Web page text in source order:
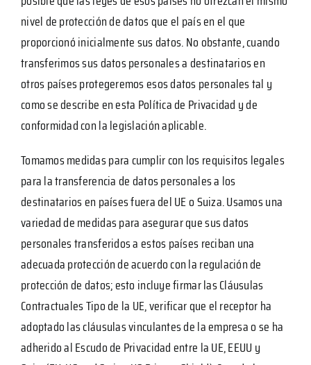
nivel de protección de datos que el país en el que
proporcionó inicialmente sus datos. No obstante, cuando
transferimos sus datos personales a destinatarios en
otros países protegeremos esos datos personales tal y
como se describe en esta Política de Privacidad y de
conformidad con la legislación aplicable.
Tomamos medidas para cumplir con los requisitos legales
para la transferencia de datos personales a los
destinatarios en países fuera del UE o Suiza. Usamos una
variedad de medidas para asegurar que sus datos
personales transferidos a estos países reciban una
adecuada protección de acuerdo con la regulación de
protección de datos; esto incluye firmar las Cláusulas
Contractuales Tipo de la UE, verificar que el receptor ha
adoptado las cláusulas vinculantes de la empresa o se ha
adherido al Escudo de Privacidad entre la UE, EEUU y